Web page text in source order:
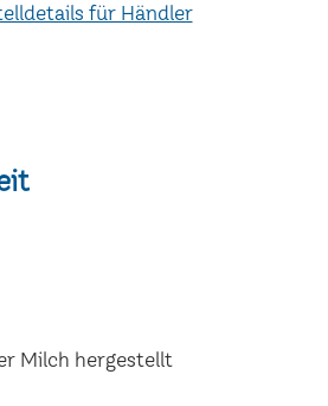
für Händler
Milch hergestellt